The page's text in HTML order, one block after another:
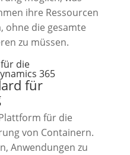
ihre Ressourcen
ohne die gesamte
zu müssen.
die
365
für
für die
von Containern.
Anwendungen zu